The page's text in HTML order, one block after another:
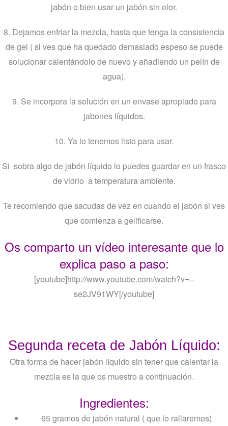
jabón o bien usar un jabón sin olor.
8. Dejamos enfriar la mezcla, hasta que tenga la consistencia
de gel ( si ves que ha quedado demasiado espeso se puede
solucionar calentándolo de nuevo y añadiendo un pelín de
agua).
9. Se incorpora la solución en un envase apropiado para
jabones líquidos.
10. Ya lo tenemos listo para usar.
Si sobra algo de jabón líquido lo puedes guardar en un frasco
de vidrio a temperatura ambiente.
Te recomiendo que sacudas de vez en cuando el jabón si ves
que comienza a gelificarse.
Os comparto un vídeo interesante que lo
explica paso a paso:
[youtube]http://www.youtube.com/watch?v=–
se2JV91WY[/youtube]
Segunda receta de Jabón Líquido:
Otra forma de hacer jabón líquido sin tener que calentar la
mezcla es la que os muestro a continuación.
Ingredientes:
65 gramos de jabón natural ( que lo rallaremos)